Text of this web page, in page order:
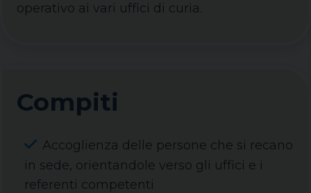
operativo ai vari uffici di curia.
Compiti
Accoglienza delle persone che si recano
in sede, orientandole verso gli uffici e i
referenti competenti